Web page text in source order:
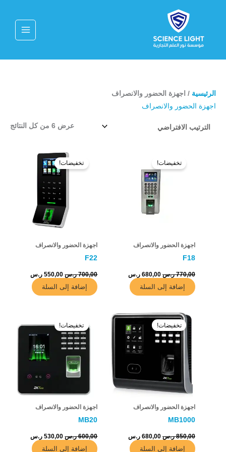
MENU
الرئيسية / اجهزة الحضور والانصراف
اجهزة الحضور والانصراف
عرض ⁦6⁩ من كل النتائج
تخفيضات!
اجهزة الحضور والانصراف
F18
770,00 ر.س
الأصلي
هو:
770,00 ر.س.
680,00 ر.س
إضافة إلى السلة
تخفيضات!
اجهزة الحضور والانصراف
F22
700,00 ر.س
السعر
الأصلي
هو:
700,00 ر.س.
550,00 ر.س
إضافة إلى السلة
تخفيضات!
اجهزة الحضور والانصراف
MB1000
850,00 ر.س
السعر
الأصلي
هو:
850,00 ر.س.
680,00 ر.س
السعر
الحالي
هو:
680,00 ر.س.
إضافة إلى السلة
تخفيضات!
اجهزة الحضور والانصراف
MB20
600,00 ر.س
الأصلي
هو:
600,00 ر.س.
530,00 ر.س
إضافة إلى السلة